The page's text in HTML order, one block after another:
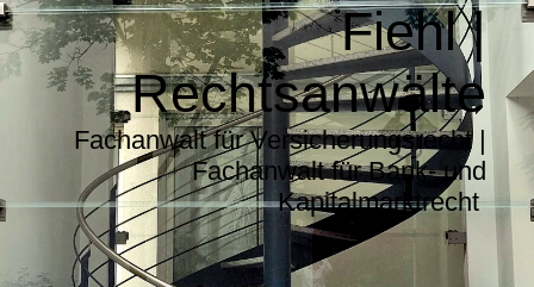
Fiehl |
Rechtsanwälte
Fachanwalt für Versicherungsrecht |
Fachanwalt für Bank- und
Kapitalmarktrecht